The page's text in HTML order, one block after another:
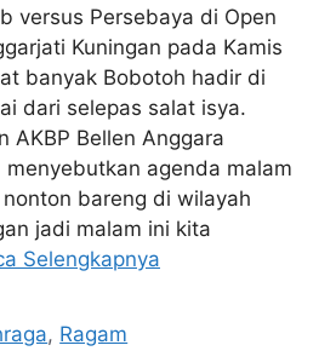
versus Persebaya di Open
Kuningan pada Kamis
banyak Bobotoh hadir di
dari selepas salat isya.
AKBP Bellen Anggara
menyebutkan agenda malam
bareng di wilayah
jadi malam ini kita
Selengkapnya
, Ragam